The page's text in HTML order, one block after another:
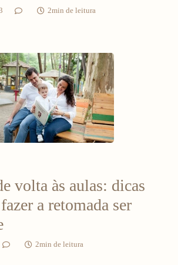
2min de leitura
volta às aulas: dicas
a retomada ser
2min de leitura